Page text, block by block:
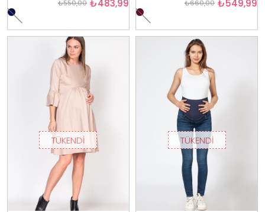
₺483,99
₺550,00 ₺549,99
₺660,00
TÜKENDI TÜKENDI